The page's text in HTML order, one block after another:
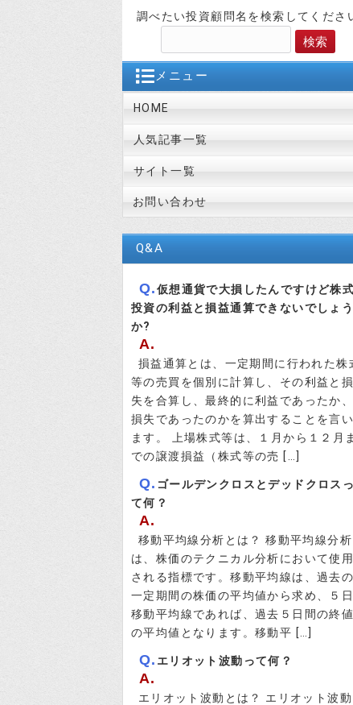
調べたい投資顧問名を検索してくださ
メニュー
HOME
人気記事一覧
サイト一覧
お問い合わせ
Q&A
Q.仮想通貨で大損したんですけど株式
投資の利益と損益通算できないでしょう
か?
A.
損益通算とは、一定期間に行われた株
等の売買を個別に計算し、その利益と損
失を合算し、最終的に利益であったか、
損失であったのかを算出することを言い
ます。 上場株式等は、１月から１２月ま
での譲渡損益（株式等の売 […]
Q. ゴールデンクロスとデッドクロスっ
て何？
A.
移動平均線分析とは？ 移動平均線分析
は、株価のテクニカル分析において使用
される指標です。移動平均線は、過去の
一定期間の株価の平均値から求め、５日
移動平均線であれば、過去５日間の終値
の平均値となります。移動平 […]
Q. エリオット波動って何？
A.
エリオット波動とは？ エリオット波動